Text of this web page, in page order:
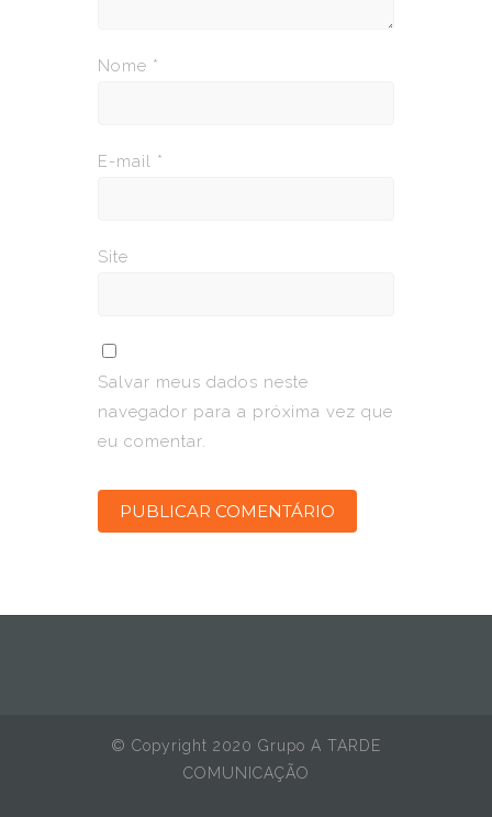
Nome *
E-mail *
Site
Salvar meus dados neste
navegador para a próxima vez que
eu comentar.
© Copyright 2020 Grupo A TARDE
COMUNICAÇÃO